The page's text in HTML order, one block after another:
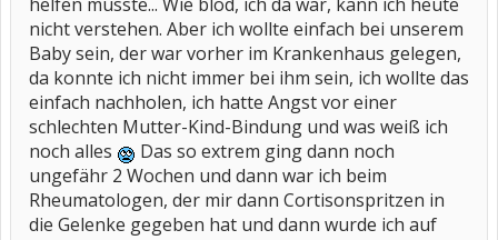
nicht verstehen. Aber ich wollte einfach bei unserem
Baby sein, der war vorher im Krankenhaus gelegen,
da konnte ich nicht immer bei ihm sein, ich wollte das
einfach nachholen, ich hatte Angst vor einer
schlechten Mutter-Kind-Bindung und was weiß ich
noch alles
Das so extrem ging dann noch
ungefähr 2 Wochen und dann war ich beim
Rheumatologen, der mir dann Cortisonspritzen in
die Gelenke gegeben hat und dann wurde ich auf